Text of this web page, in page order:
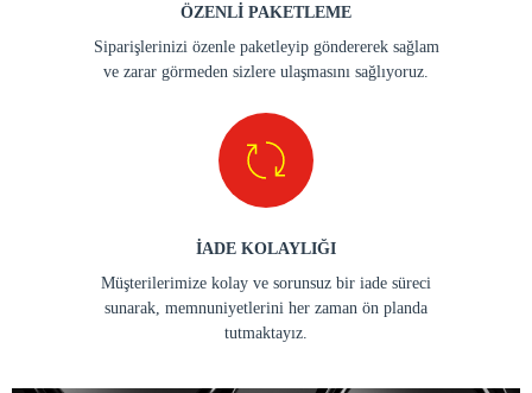
ÖZENLİ PAKETLEME
Siparişlerinizi özenle paketleyip göndererek sağlam
ve zarar görmeden sizlere ulaşmasını sağlıyoruz.
İADE KOLAYLIĞI
Müşterilerimize kolay ve sorunsuz bir iade süreci
sunarak, memnuniyetlerini her zaman ön planda
tutmaktayız.